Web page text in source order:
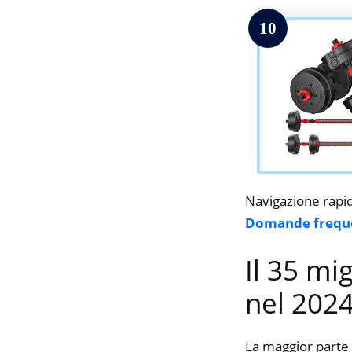
10
Navigazione
Domande
Il 35
nel
La maggior